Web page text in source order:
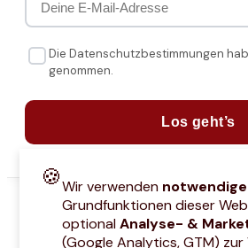
Die Datenschutzbestimmungen
genommen.
Los geht’s
🍪Wir verwenden
Grundfunktionen dieser
optionalAnalyse- &
(Google Analytics, GTM)